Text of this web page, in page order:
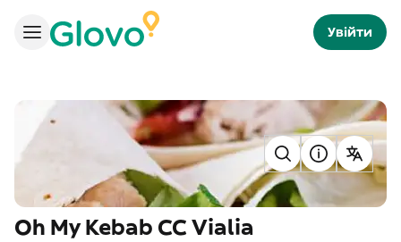
Увійти
Oh My Kebab CC Vialia